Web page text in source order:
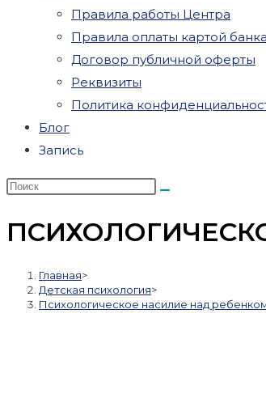
Правила работы Центра
Правила оплаты картой банка
Договор публичной оферты
Реквизиты
Политика
Блог
Запись
Главная>
Детская психология>
Психологическое насилие над